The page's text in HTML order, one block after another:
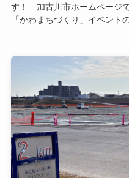
す！ 加古川市ホームページ
「かわまちづくり」イベント